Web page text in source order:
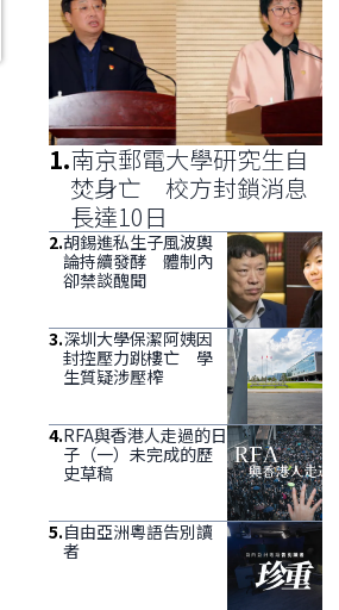
1.南京郵電大學研究生自
焚身亡 校方封鎖消息
長達10日
2.胡錫進私生子風波輿
論持續發酵 體制內
卻禁談醜聞
3.深圳大學保潔阿姨因
封控壓力跳樓亡 學
生質疑涉壓榨
4.RFA與香港人走過的日
子（一）未完成的歷
史草稿
5.自由亞洲粵語告別讀
者